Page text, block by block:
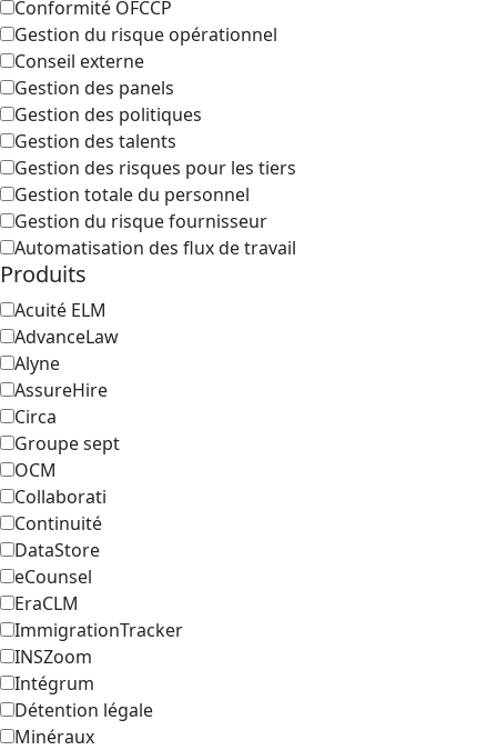
Conformité OFCCP
Gestion du risque opérationnel
Conseil externe
Gestion des panels
Gestion des politiques
Gestion des talents
Gestion des risques pour les tiers
Gestion totale du personnel
Gestion du risque fournisseur
Automatisation des flux de travail
Produits
Acuité ELM
AdvanceLaw
Alyne
AssureHire
Circa
Groupe sept
OCM
Collaborati
Continuité
DataStore
eCounsel
EraCLM
ImmigrationTracker
INSZoom
Intégrum
Détention légale
Minéraux